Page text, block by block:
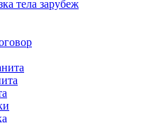
тела зарубеж